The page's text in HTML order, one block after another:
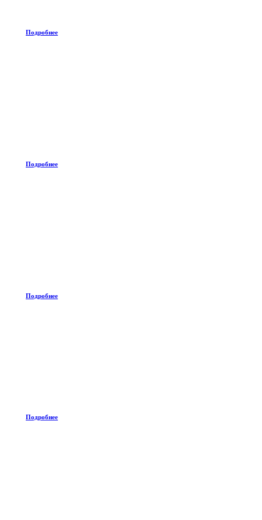
Подробнее
Подробнее
Подробнее
Подробнее